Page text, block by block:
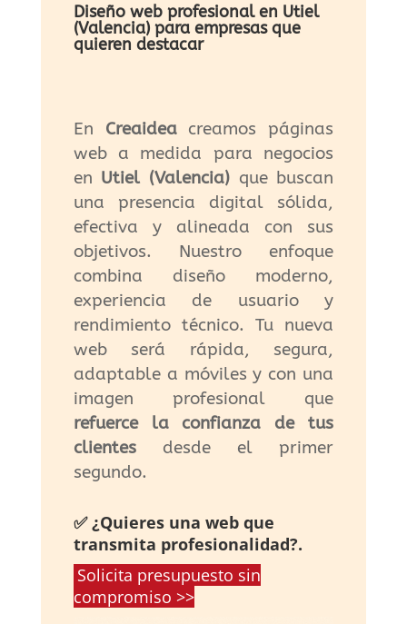
Diseño web profesional en Utiel
(Valencia) para empresas que
quieren destacar
En Creaideacreamos páginas
web a medida para negocios
en Utiel (Valencia) que buscan
una presencia digital sólida,
efectiva y alineada con sus
objetivos. Nuestro enfoque
combina diseño moderno,
experiencia de usuario y
rendimiento técnico. Tu nueva
web será rápida, segura,
adaptable a móviles y con una
imagen profesional que
refuerce la confianza de tus
clientesdesde el primer
segundo.
✅ ¿Quieres una web que
transmita profesionalidad?.
Solicita presupuesto sin
compromiso >>